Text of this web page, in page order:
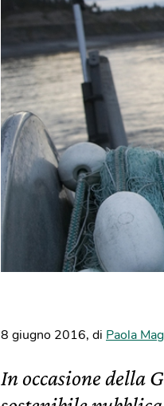
8 giugno 2016, di Paola
In occasione della